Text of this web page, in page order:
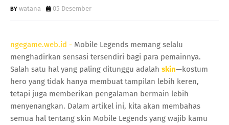
watana 05 Desember
ngegame.web.id - Mobile Legends memang selalu
menghadirkan sensasi tersendiri bagi para pemainnya.
Salah satu hal yang paling ditunggu adalah skin—kostum
hero yang tidak hanya membuat tampilan lebih keren,
tetapi juga memberikan pengalaman bermain lebih
menyenangkan. Dalam artikel ini, kita akan membahas
semua hal tentang skin Mobile Legends yang wajib kamu